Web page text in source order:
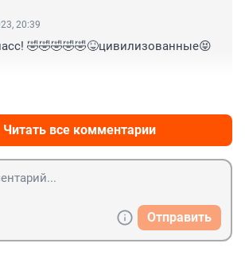
20:39
🤣🤣🤣🤣🤣😝цивилизованные😝
Читать все комментарии
Отправить